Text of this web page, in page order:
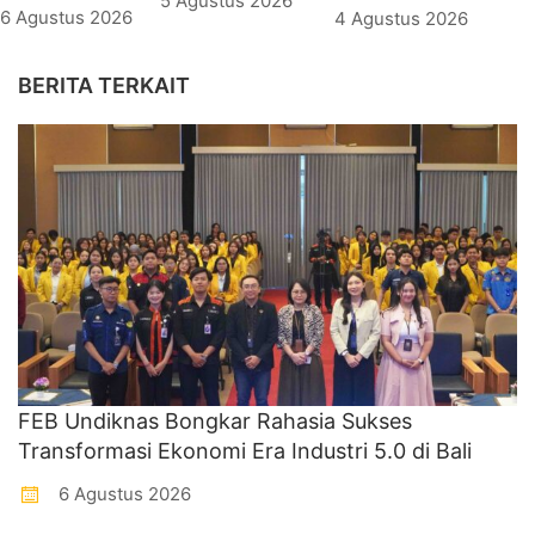
6 Agustus 2026 4 Agustus 2026
BERITA TERKAIT
FEB Undiknas Bongkar Rahasia Sukses
Transformasi Ekonomi Era Industri 5.0 di Bali
6 Agustus 2026